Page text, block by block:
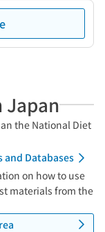
Japan
the National Diet
Databases
on how to use
materials from the